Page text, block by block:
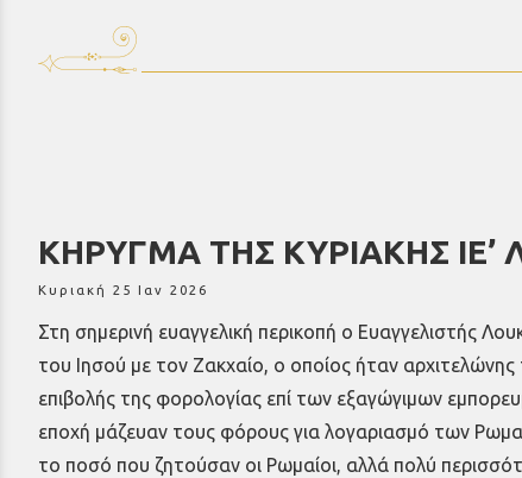
ΚΗΡΥΓΜΑ ΤΗΣ ΚΥΡΙΑΚΗΣ ΙΕ’
Κυριακή 25 Ιαν 2026
Στη σημερινή ευαγγελική περικοπή ο Ευαγγελιστής
του Ιησού με τον Ζακχαίο, ο οποίος ήταν αρχιτελώνης
επιβολής της φορολογίας επί των εξαγώγιμων
εποχή μάζευαν τους φόρους για λογαριασμό των
το ποσό που ζητούσαν οι Ρωμαίοι, αλλά πολύ